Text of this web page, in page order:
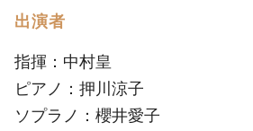
出演者
指揮：中村皇
ピアノ：押川涼子
ソプラノ：櫻井愛子